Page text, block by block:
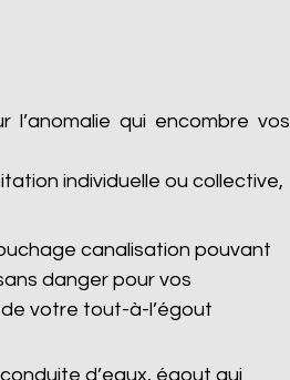
l’anomalie qui encombre vos
individuelle ou collective,
canalisation pouvant
danger pour vos
votre tout-à-l’égout
d’eaux, égout qui